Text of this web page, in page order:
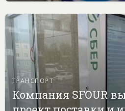
ТРАНСПОРТ
Компания SFOUR